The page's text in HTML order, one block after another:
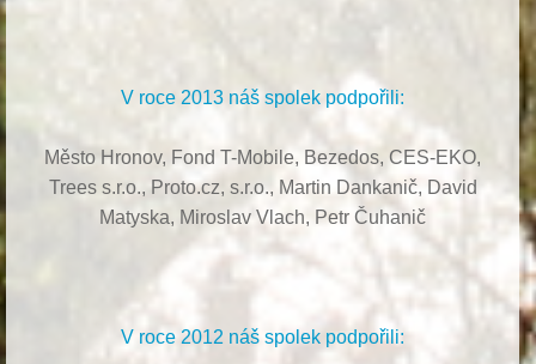
V roce 2013 náš spolek podpořili:
Město Hronov, Fond T-Mobile, Bezedos, CES-EKO,
Trees s.r.o., Proto.cz, s.r.o., Martin Dankanič, David
Matyska, Miroslav Vlach, Petr Čuhanič
V roce 2012 náš spolek podpořili: